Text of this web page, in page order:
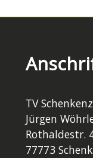
TV
Jürgen
Rothaldestr.
77773